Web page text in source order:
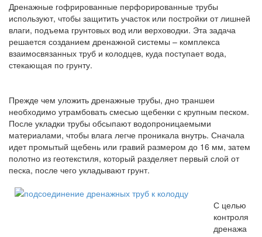
Дренажные гофрированные перфорированные трубы
используют, чтобы защитить участок или постройки от лишней
влаги, подъема грунтовых вод или верховодки. Эта задача
решается созданием дренажной системы – комплекса
взаимосвязанных труб и колодцев, куда поступает вода,
стекающая по грунту.
Прежде чем уложить дренажные трубы, дно траншеи
необходимо утрамбовать смесью щебенки с крупным песком.
После укладки трубы обсыпают водопроницаемыми
материалами, чтобы влага легче проникала внутрь. Сначала
идет промытый щебень или гравий размером до 16 мм, затем
полотно из геотекстиля, который разделяет первый слой от
песка, после чего укладывают грунт.
С целью
контроля
дренажа